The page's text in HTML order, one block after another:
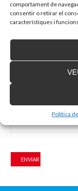
comportament de
consentir o retirar el
característiques i
Política
Comentario